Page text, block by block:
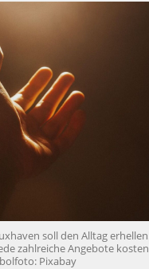
soll den Alltag
zahlreiche Angebote
Pixabay